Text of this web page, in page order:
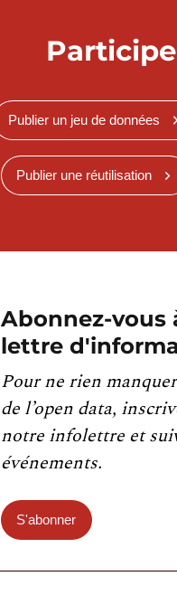
Publier un jeu de données
Publier une réutilisation
Abonnez-vous
lettre
Pour ne rien
de l’open data,
notre infolettre et
événements.
S'abonner